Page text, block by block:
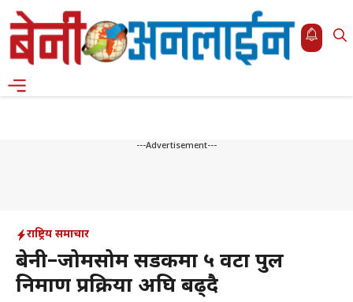
Skip
to
content
---Advertisement---
राष्ट्रिय समाचार
बेनी–जोमसोम सडकमा ५ वटा पुल
निर्माण प्रक्रिया अघि बढ्दै